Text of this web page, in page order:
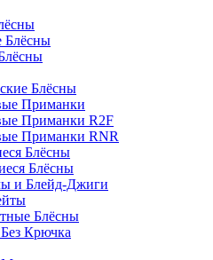
Блёсны
Блёсны
Приманки
Приманки R2F
Приманки RNR
Блёсны
Блёсны
и Блейд-Джиги
Блёсны
Крючка